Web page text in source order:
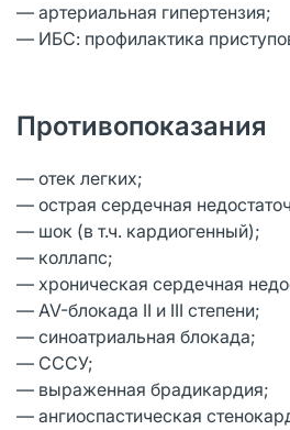
— артериальная гипертензия;
— ИБС: профилактика
Противопоказания
— отек легких;
— острая сердечная
— шок (в т.ч. кардиогенный);
— коллапс;
— хроническая сердечная
— AV-блокада II и III степени;
— синоатриальная блокада;
— СССУ;
— выраженная брадикардия;
— ангиоспастическая